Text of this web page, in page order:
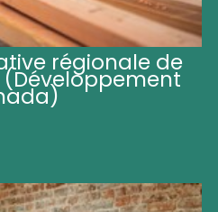
régionale de